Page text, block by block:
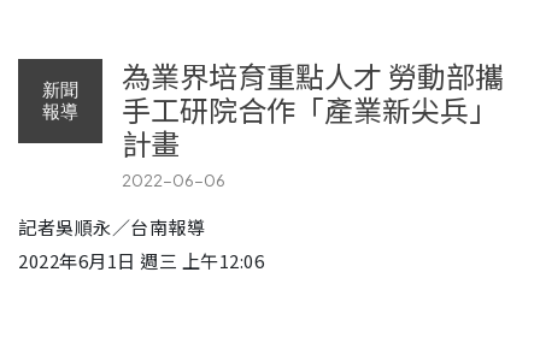
新聞
報導
為業界培育重點人才 勞動部攜
手工研院合作「產業新尖兵」
計畫
2022-06-06
記者吳順永／台南報導
2022年6月1日 週三 上午12:06